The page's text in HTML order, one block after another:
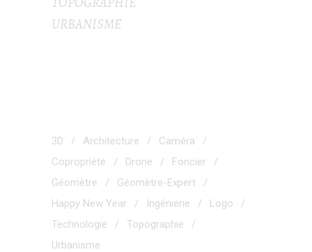
URBANISME
3D Architecture
Caméra
Copropriété
Drone
Foncier
Géomètre
Géomètre-Expert
Happy New Year
Ingénierie
Logo
Technologie
Topographie
Urbanisme